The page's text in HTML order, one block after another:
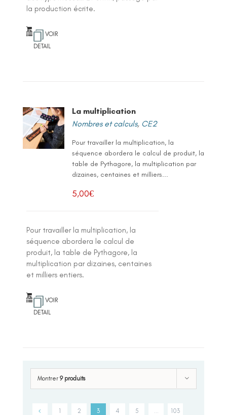
la production écrite.
VOIR
DETAIL
La multiplication
Nombres et calculs, CE2
Pour travailler la multiplication, la
séquence abordera le calcul de produit, la
table de Pythagore, la multiplication par
dizaines, centaines et milliers...
5,00€
Pour travailler la multiplication, la
séquence abordera le calcul de
produit, la table de Pythagore, la
multiplication par dizaines, centaines
et milliers entiers.
VOIR
DETAIL
Montrer 9 produits
1 2 3 4 5 103